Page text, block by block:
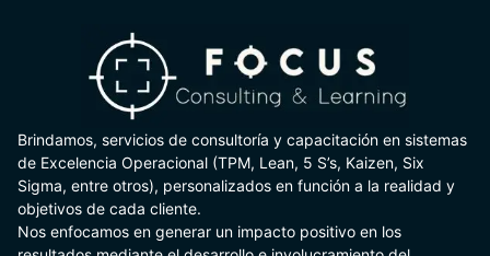
Brindamos, servicios de consultoría y capacitación en sistemas
de Excelencia Operacional (TPM, Lean, 5 S’s, Kaizen, Six
Sigma, entre otros), personalizados en función a la realidad y
objetivos de cada cliente.
Nos enfocamos en generar un impacto positivo en los